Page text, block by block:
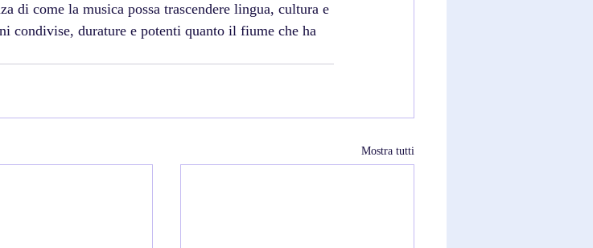
di come la musica possa trascendere lingua, cultura e
condivise, durature e potenti quanto il fiume che ha
Mostra tutti